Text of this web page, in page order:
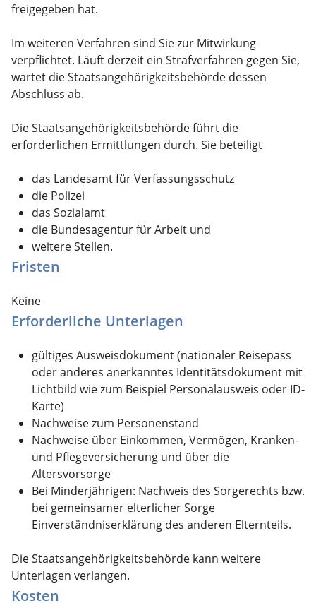
freigegeben hat.
Im weiteren Verfahren sind Sie zur Mitwirkung
verpflichtet. Läuft derzeit ein Strafverfahren gegen Sie,
wartet die Staatsangehörigkeitsbehörde dessen
Abschluss ab.
Die Staatsangehörigkeitsbehörde führt die
erforderlichen Ermittlungen durch. Sie beteiligt
das Landesamt für Verfassungsschutz
die Polizei
das Sozialamt
die Bundesagentur für Arbeit und
weitere Stellen.
Fristen
Keine
Erforderliche Unterlagen
gültiges Ausweisdokument (nationaler Reisepass
oder anderes anerkanntes Identitätsdokument mit
Lichtbild wie zum Beispiel Personalausweis oder ID-
Karte)
Nachweise zum Personenstand
Nachweise über Einkommen, Vermögen, Kranken-
und Pflegeversicherung und über die
Altersvorsorge
Bei Minderjährigen: Nachweis des Sorgerechts bzw.
bei gemeinsamer elterlicher Sorge
Einverständniserklärung des anderen Elternteils.
Die Staatsangehörigkeitsbehörde kann weitere
Unterlagen verlangen.
Kosten